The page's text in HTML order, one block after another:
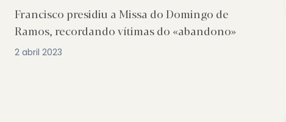
Francisco presidiu a Missa do Domingo de
Ramos, recordando vítimas do «abandono»
2 abril 2023